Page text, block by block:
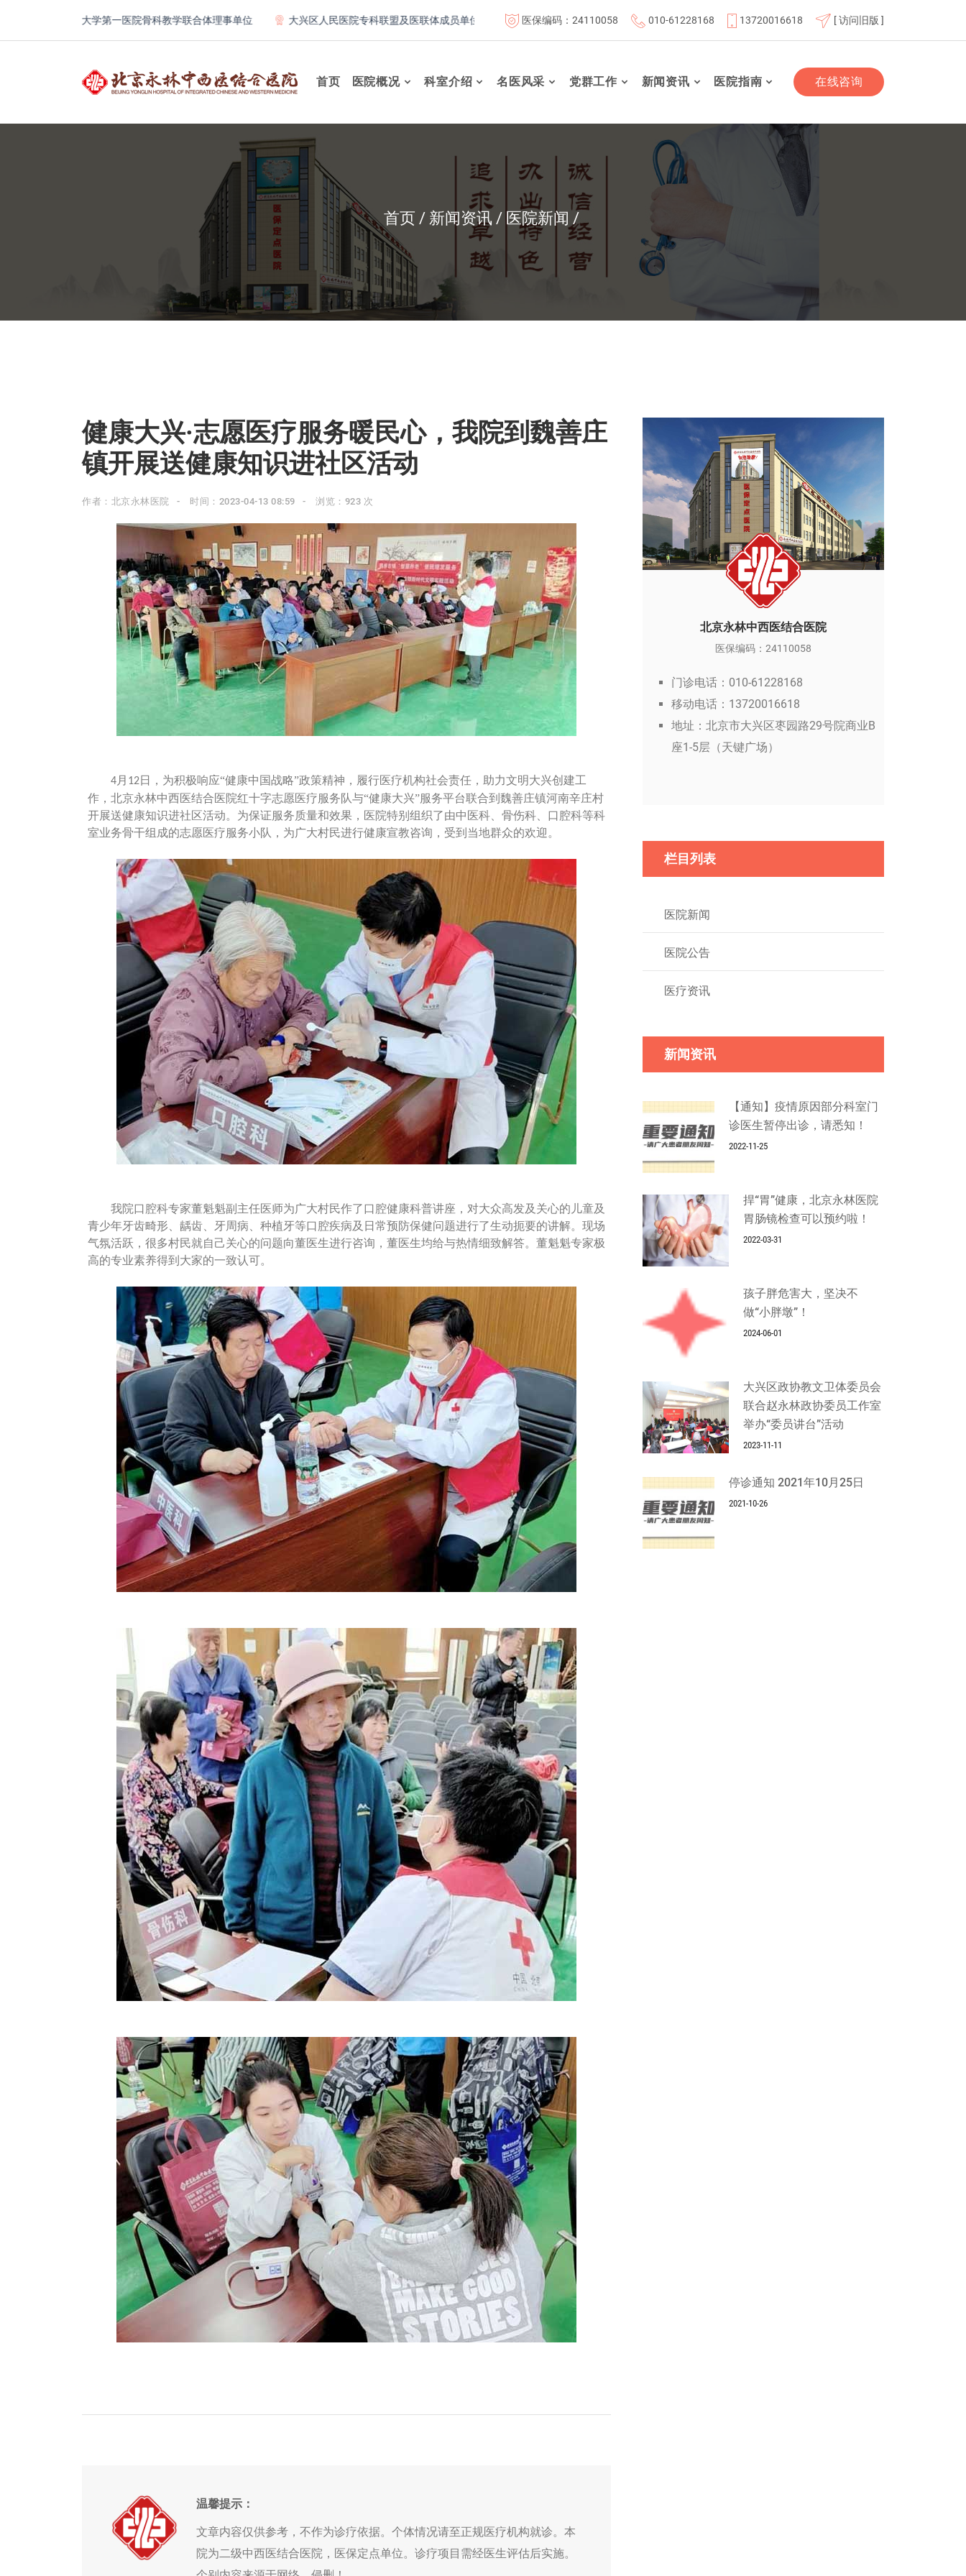
北京大学第一医院骨科教学联合体理事单位 大兴区人民医院专科联盟及医联体成员单位 首都医科大学附属北京康复医院联体成员单位 北京航天总医院联体成员单位 北京市老年友善医
医保编码：24110058 010-61228168 13720016618 [ 访问旧版 ]
首页 医院概况 科室介绍 名医风采 党群工作 新闻资讯 医院指南 在线咨询
首页 新闻资讯 医院新闻
健康大兴·志愿医疗服务暖民心，我院到魏善庄
镇开展送健康知识进社区活动
作者：北京永林医院 时间：2023-04-13 08:59 浏览：923 次
4月 12日，为积极响应“健康中国战略”政策精神，履行医疗机构社会责任，助力文明大兴创建工
作，北京永林中西医结合医院红十字志愿医疗服务队与“健康大兴”服务平台联合到魏善庄镇河南辛庄村
开展送健康知识进社区活动。为保证服务质量和效果，医院特别组织了由中医科、骨伤科、口腔科等科
室业务骨干组成的志愿医疗服务小队，为广大村民进行健康宣教咨询，受到当地群众的欢迎。
我院口腔科专家董魁魁副主任医师为广大村民作了口腔健康科普讲座，对大众高发及关心的儿童及
青少年牙齿畸形、龋齿、牙周病、种植牙等口腔疾病及日常预防保健问题进行了生动扼要的讲解。现场
气氛活跃，很多村民就自己关心的问题向董医生进行咨询，董医生均给与热情细致解答。董魁魁专家极
高的专业素养得到大家的一致认可。
温馨提示：
文章内容仅供参考，不作为诊疗依据。个体情况请至正规医疗机构就诊。本
院为二级中西医结合医院，医保定点单位。诊疗项目需经医生评估后实施。
北京永林中西医结合医院
医保编码：24110058
门诊电话：010-61228168
移动电话：13720016618
地址：北京市大兴区枣园路29号院商业B
座1-5层（天键广场）
栏目列表
医院新闻
医院公告
医疗资讯
新闻资讯
【通知】疫情原因部分科室门
诊医生暂停出诊，请悉知！
2022-11-25
捍“胃”健康，北京永林医院
胃肠镜检查可以预约啦！
2022-03-31
孩子胖危害大，坚决不
做“小胖墩”！
2024-06-01
大兴区政协教文卫体委员会
联合赵永林政协委员工作室
举办“委员讲台”活动
2023-11-11
停诊通知 2021年10月25日
2021-10-26